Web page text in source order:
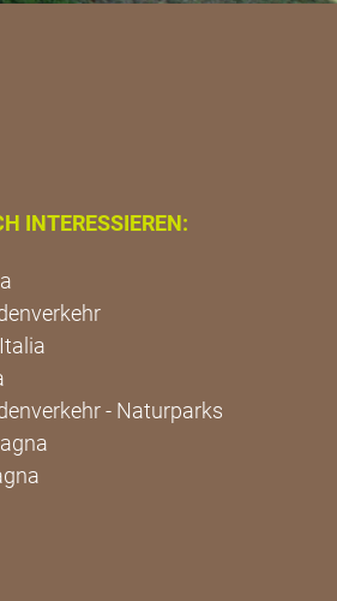
INTERESSIEREN:
- Naturparks
Cammini Emilia-Romagna
von Cammini Emilia-Romagna
von Cammini Emilia-
Instagram von Cammini Emilia-